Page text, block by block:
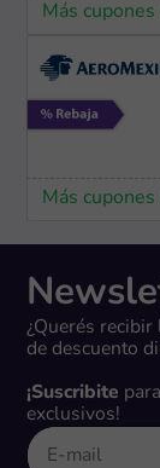
Más
Más
¿Querés
de descuento
¡Suscribite
exclusivos!